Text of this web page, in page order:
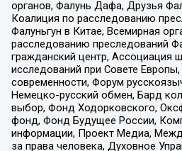
органов, Фалунь Дафа, Друзья
Коалиция по расследованию
Фалуньгун в Китае, Всемирная
расследованию преследований
гражданский центр, Ассоциация
исследований при Совете
современности, Форум
Немецко-русский обмен, Бард
выбор, Фонд Ходорковского,
фонд, Фонд Будущее России,
информации, Проект Медиа,
за права человека, Духовное